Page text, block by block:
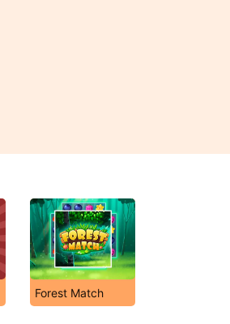
Forest Match